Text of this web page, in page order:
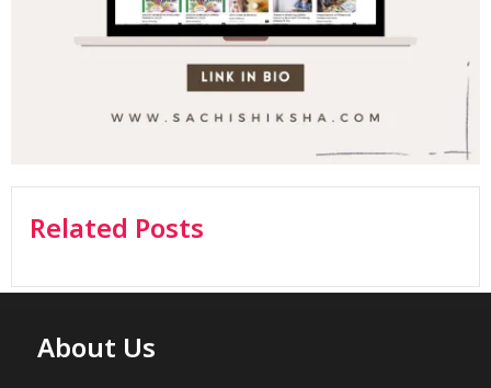
Related Posts
About Us